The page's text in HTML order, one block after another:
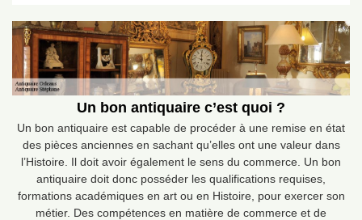
Un bon antiquaire c’est quoi ?
Un bon antiquaire est capable de procéder à une remise en état
des pièces anciennes en sachant qu’elles ont une valeur dans
l’Histoire. Il doit avoir également le sens du commerce. Un bon
antiquaire doit donc posséder les qualifications requises,
formations académiques en art ou en Histoire, pour exercer son
métier. Des compétences en matière de commerce et de